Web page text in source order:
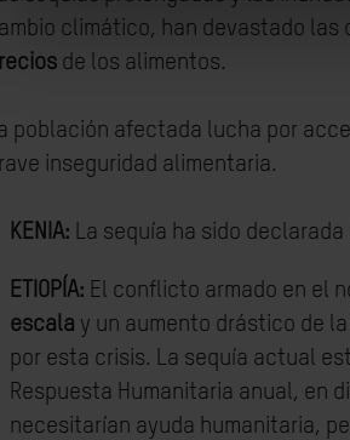
climático, han devastado las
de los alimentos.
población afectada lucha por
inseguridad alimentaria.
KENIA: La sequía ha sido
ETIOPÍA: El conflicto armado en el
escala y un aumento drástico de la
por esta crisis. La sequía actual
Respuesta Humanitaria anual, en
necesitarían ayuda humanitaria,